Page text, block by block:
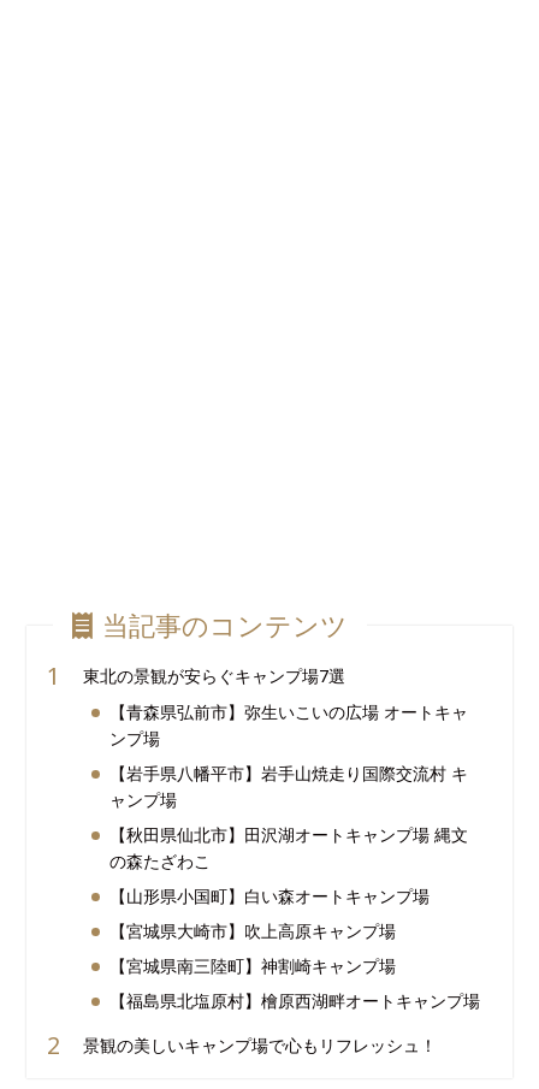
当記事のコンテンツ
東北の景観が安らぐキャンプ場7選
【青森県弘前市】弥生いこいの広場 オートキャ
ンプ場
【岩手県八幡平市】岩手山焼走り国際交流村 キ
ャンプ場
【秋田県仙北市】田沢湖オートキャンプ場 縄文
の森たざわこ
【山形県小国町】白い森オートキャンプ場
【宮城県大崎市】吹上高原キャンプ場
【宮城県南三陸町】神割崎キャンプ場
【福島県北塩原村】檜原西湖畔オートキャンプ場
景観の美しいキャンプ場で心もリフレッシュ！